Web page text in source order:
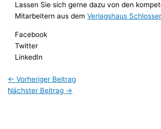
Lassen Sie sich gerne dazu von den
Mitarbeitern aus demVerlagshaus Schlosser
Facebook
Twitter
LinkedIn
← Vorheriger Beitrag
Nächster Beitrag →